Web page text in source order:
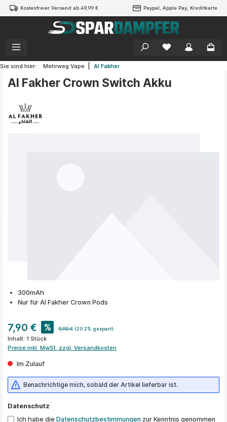
springen
Kostenfreier Versand ab 49,99 € Paypal, Apple Pay, Kreditkarte
Sie sind hier: Mehrweg Vape Al Fakher
Al Fakher Crown Switch Akku
300mAh
Nur für Al Fakher Crown Pods
7,90 € % 9,90 € (20.2% gespart)
Inhalt: 1 Stück
Preise inkl. MwSt. zzgl. Versandkosten
Im Zulauf
Benachrichtige mich, sobald der Artikel lieferbar ist.
Datenschutz
Ich habe dieDatenschutzbestimmungen zur Kenntnis genommen